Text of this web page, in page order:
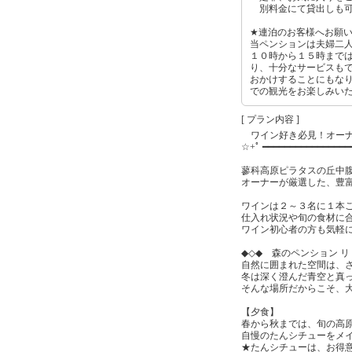
別料金にて貸出しも
★連泊のお客様へお願い
当ペンションは夫婦二
１０時から１５時まで
り、十分なサービスも
おかけすることにもな
での観光をお楽しみい
[ プラン内容 ]
ワイン好き必見！オー
☆+ﾟ
蓼科高原ピラタスの丘中
オーナーが厳選した、豊
ワインは２～３名に１本
仕入れ状況や旬の食材に
ワイン初心者の方も気軽
◆◇◆ 森のペンション
自然に囲まれた空間は、
冬は深く澄んだ青空と真
そんな場所だからこそ、
【夕食】
春から秋までは、旬の高
自慢のたんシチューをメ
★たんシチューは、お得